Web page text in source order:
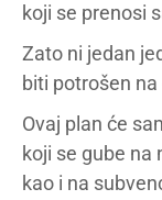
koji se prenosi
Zato ni jedan
biti potrošen na
Ovaj plan će
koji se gube
kao i na